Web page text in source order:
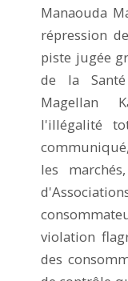
Manaouda
répression
piste jugée
de la
Magellan
l'illégalité
les
violation
des